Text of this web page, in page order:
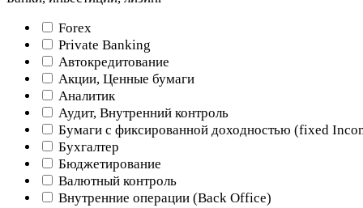
Forex
Private Banking
Автокредитование
Акции, Ценные бумаги
Аналитик
Аудит, Внутренний контроль
Бумаги с фиксированной доходностью (fixed
Бухгалтер
Бюджетирование
Валютный контроль
Внутренние операции (Back Office)